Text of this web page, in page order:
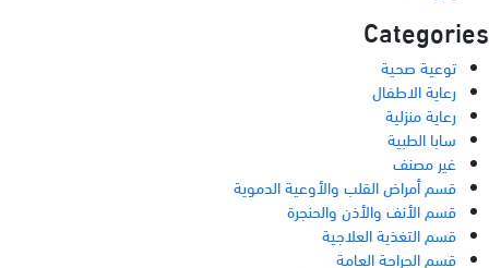
Categories
توعية صحية
رعاية الاطفال
رعاية منزلية
سابا الطبية
غير مصنف
قسم أمراض القلب والأوعية الدموية
قسم الأنف والأذن والحنجرة
قسم التغذية العلاجية
قسم الجراحة العامة